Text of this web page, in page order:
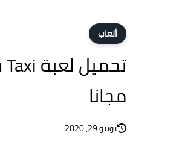
ألعاب
مجانا
يونيو 29, 2020